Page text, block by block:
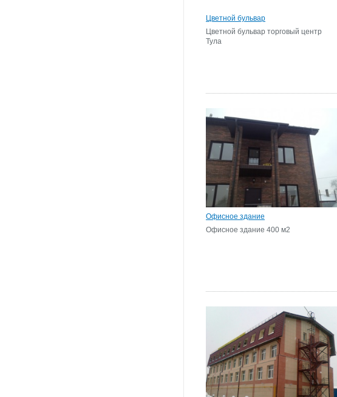
Цветной бульвар
Цветной бульвар торговый центр
Тула
Офисное здание
Офисное здание 400 м2